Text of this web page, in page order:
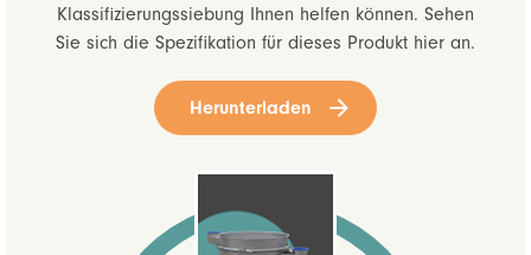
Klassifizierungssiebung Ihnen helfen können. Sehen
Sie sich die Spezifikation für dieses Produkt hier an.
Herunterladen